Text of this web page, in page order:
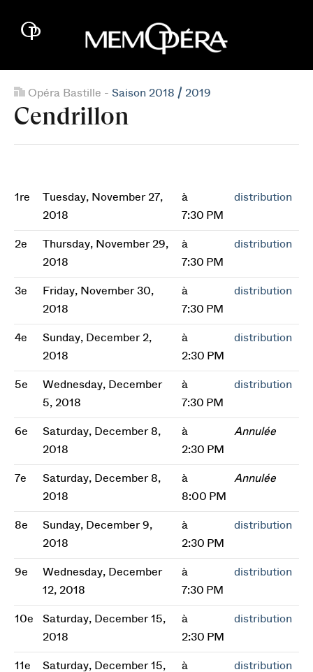
Opéra Bastille - Saison 2018 / 2019
Cendrillon
1re
Tuesday, November 27,
2018
à
7:30 PM
distribution
2e
Thursday, November 29,
2018
à
7:30 PM
distribution
3e
Friday, November 30,
2018
à
7:30 PM
distribution
4e
Sunday, December 2,
2018
à
2:30 PM
distribution
5e
Wednesday, December
5, 2018
à
7:30 PM
distribution
6e
Saturday, December 8,
2018
à
2:30 PM
Annulée
7e
Saturday, December 8,
2018
à
8:00 PM
Annulée
8e
Sunday, December 9,
2018
à
2:30 PM
distribution
9e
Wednesday, December
12, 2018
à
7:30 PM
distribution
10e
Saturday, December 15,
2018
à
2:30 PM
distribution
11e
Saturday, December 15,
à
distribution